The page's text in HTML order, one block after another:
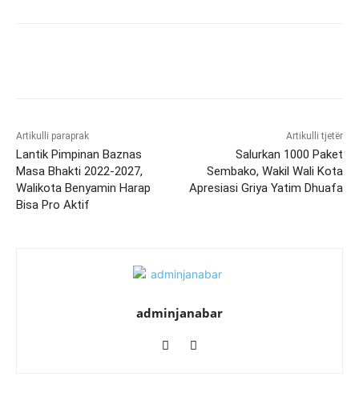
Artikulli paraprak
Lantik Pimpinan Baznas
Masa Bhakti 2022-2027,
Walikota Benyamin Harap
Bisa Pro Aktif
Artikulli tjetër
Salurkan 1000 Paket
Sembako, Wakil Wali Kota
Apresiasi Griya Yatim Dhuafa
adminjanabar